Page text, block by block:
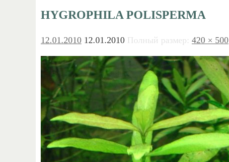
HYGROPHILA POLISPERMA
12.01.2010 12.01.2010 Полный размер: 420 × 500